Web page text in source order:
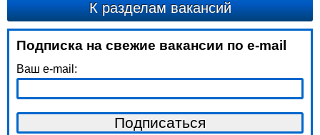
К разделам вакансий
Подписка на свежие вакансии по e-mail
Ваш e-mail: